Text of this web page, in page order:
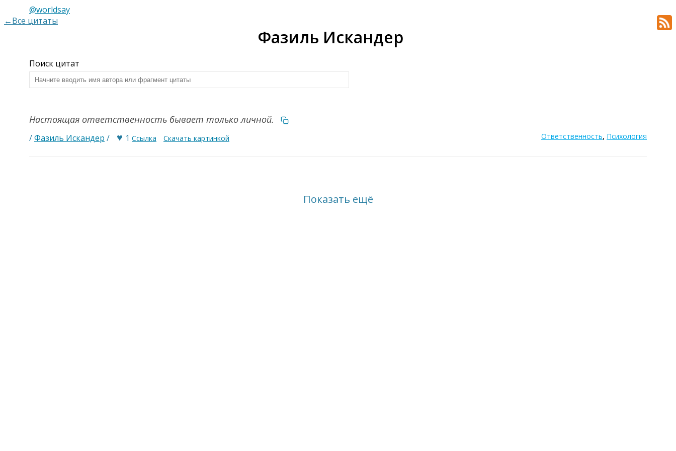
@worldsay
←Все цитаты
Фазиль Искандер
Поиск цитат
Настоящая ответственность бывает только личной.
/Фазиль Искандер / ♥ 1 Ссылка Скачать картинкой Ответственность, Психология
Показать ещё